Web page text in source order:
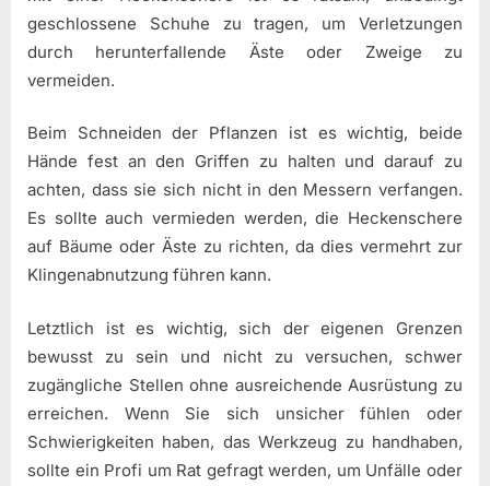
geschlossene Schuhe zu tragen, um Verletzungen
durch herunterfallende Äste oder Zweige zu
vermeiden.
Beim Schneiden der Pflanzen ist es wichtig, beide
Hände fest an den Griffen zu halten und darauf zu
achten, dass sie sich nicht in den Messern verfangen.
Es sollte auch vermieden werden, die Heckenschere
auf Bäume oder Äste zu richten, da dies vermehrt zur
Klingenabnutzung führen kann.
Letztlich ist es wichtig, sich der eigenen Grenzen
bewusst zu sein und nicht zu versuchen, schwer
zugängliche Stellen ohne ausreichende Ausrüstung zu
erreichen. Wenn Sie sich unsicher fühlen oder
Schwierigkeiten haben, das Werkzeug zu handhaben,
sollte ein Profi um Rat gefragt werden, um Unfälle oder